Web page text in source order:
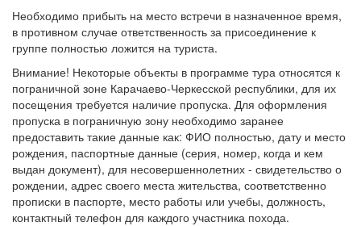
Необходимо прибыть на место встречи в назначенное время,
в противном случае ответственность за присоединение к
группе полностью ложится на туриста.
Внимание! Некоторые объекты в программе тура относятся к
пограничной зоне Карачаево-Черкесской республики, для их
посещения требуется наличие пропуска. Для оформления
пропуска в пограничную зону необходимо заранее
предоставить такие данные как: ФИО полностью, дату и место
рождения, паспортные данные (серия, номер, когда и кем
выдан документ), для несовершеннолетних - свидетельство о
рождении, адрес своего места жительства, соответственно
прописки в паспорте, место работы или учебы, должность,
контактный телефон для каждого участника похода.